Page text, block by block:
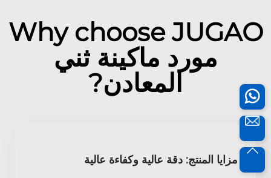
Why choose JUGAO
مورد ماكينة ثني
المعادن?
مزايا المنتج: دقة عالية وكفاءة عالية